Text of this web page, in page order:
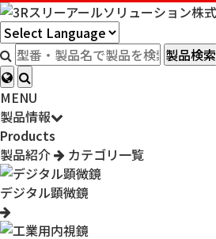
製品検索
MENU
製品情報
Products
製品紹介
カテゴリ一覧
デジタル顕微鏡